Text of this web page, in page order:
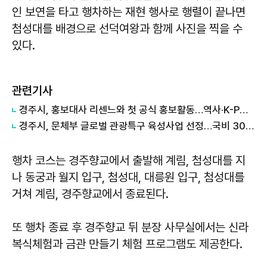
인 보연을 타고 행차하는 재현 행사로 행렬이 끝나면
첨성대를 배경으로 선덕여왕과 함께 사진을 찍을 수
있다.
관련기사
경주시, 홍보대사 리센느와 첫 공식 홍보활동…역사·K-POP 접목 콘텐츠 제작
경주시, 문체부 글로벌 관광특구 육성사업 선정…국비 30억원 확보
행차 코스는 경주향교에서 출발해 계림, 첨성대를 지
나 동궁과 월지 입구, 첨성대, 대릉원 입구, 첨성대를
거쳐 계림, 경주향교에서 종료된다.
또 행차 종료 후 경주향교 뒤 분장 사무실에서는 신라
복식체험과 금관 만들기 체험 프로그램도 제공한다.